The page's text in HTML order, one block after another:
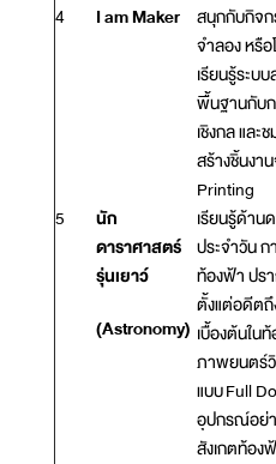
4
I am Maker สนุกกับกิจก
จำลอง หรือ
เรียนรู้ระบ
พื้นฐานกับก
เชิงกล และ
สร้างชิ้นงา
Printing
5
นัก
ดาราศาสตร์
รุ่นเยาว์
(Astronomy)
เรียนรู้ด้าน
ประจำวัน
ท้องฟ้า ปร
ตั้งแต่อดีต
เบื้องต้นใน
ภาพยนตร์
แบบ Full
อุปกรณ์อย่า
สังเกตท้อง